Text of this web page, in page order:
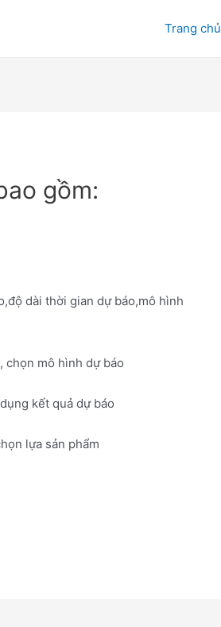
Trang chủ
gồm:
dài thời gian dự báo,mô hình
chọn mô hình dự báo
kết quả dự báo
lựa sản phẩm